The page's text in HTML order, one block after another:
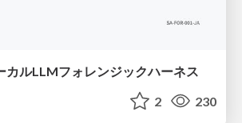
カルLLMフォレンジックハーネス
2 230